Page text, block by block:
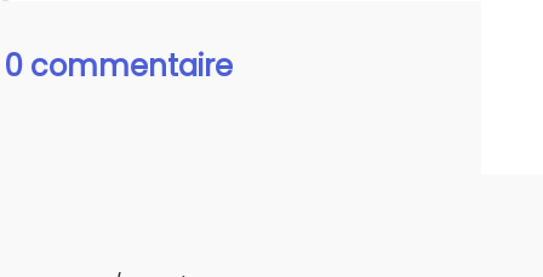
0 commentaire